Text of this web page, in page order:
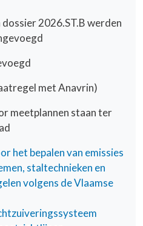
2026.ST.B werden
met Anavrin)
meetplannen staan ter
het bepalen van emissies
staltechnieken en
volgens de Vlaamse